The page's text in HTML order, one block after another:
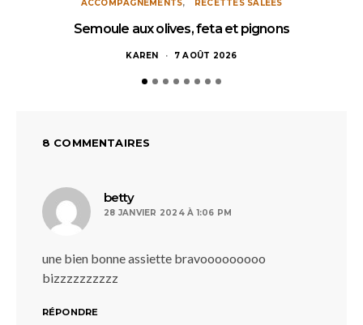
ACCOMPAGNEMENTS RECETTES SALÉES
Semoule aux olives, feta et pignons
KAREN 7 AOÛT 2026
8 COMMENTAIRES
bettydit :
28 JANVIER 2024 À 1:06 PM
une bien bonne assiette bravooooooooo
bizzzzzzzzzz
RÉPONDRE